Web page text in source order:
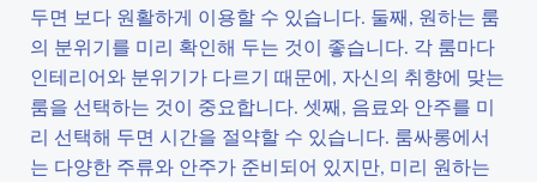
두면 보다 원활하게 이용할 수 있습니다. 둘째, 원하는 룸
의 분위기를 미리 확인해 두는 것이 좋습니다. 각 룸마다
인테리어와 분위기가 다르기 때문에, 자신의 취향에 맞는
룸을 선택하는 것이 중요합니다. 셋째, 음료와 안주를 미
리 선택해 두면 시간을 절약할 수 있습니다. 룸싸롱에서
는 다양한 주류와 안주가 준비되어 있지만, 미리 원하는